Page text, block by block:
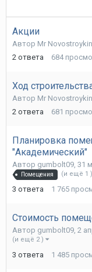
Акции
Автор Mr Novostroykin
2 ответа 684
Ход
Автор Mr Novostroykin
2 ответа 681
Планировка
"Академический"
Автор gumbolt09 31
Помещения
(и ещё 1 )
3 ответа 1 765
Стоимость
Автор gumbolt09 2
(и ещё 2 )
3 ответа 1 485